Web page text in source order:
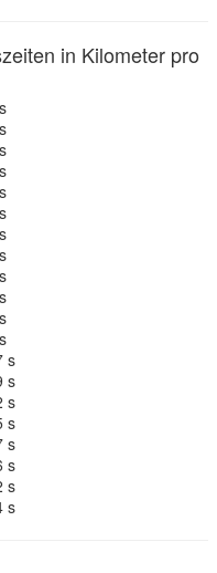
in Kilometer pro
s
s
s
s
s
s
s
s